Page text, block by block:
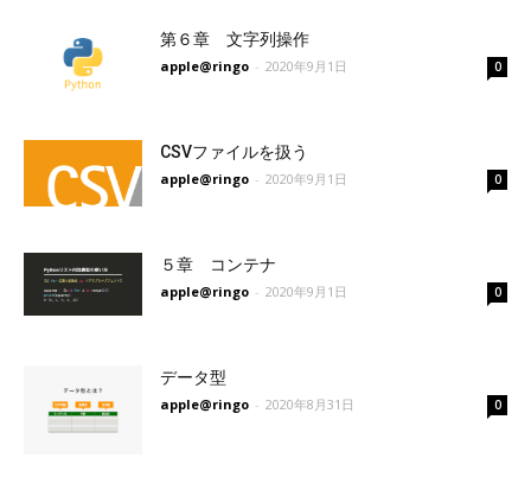
第６章 文字列操作
apple@ringo - 2020年9月1日 0
CSVファイルを扱う
apple@ringo - 2020年9月1日 0
５章 コンテナ
apple@ringo - 2020年9月1日 0
データ型
apple@ringo - 2020年8月31日 0